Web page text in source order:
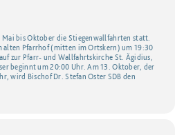
bis Oktober die Stiegenwallfahrten statt.
alten Pfarrhof (mitten im Ortskern) um 19:30
zur Pfarr- und Wallfahrtskirche St. Ägidius,
beginnt um 20:00 Uhr. Am 13. Oktober, der
wird Bischof Dr. Stefan Oster SDB den